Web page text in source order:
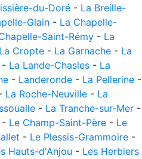
du-Doré - La Breille-
Glain - La Chapelle-
Saint-Rémy - La
La Cropte - La Garnache - La
- La Lande-Chasles - La
- Landeronde - La Pellerine -
La Roche-Neuville - La
- La Tranche-sur-Mer -
- Le Champ-Saint-Père - Le
- Le Plessis-Grammoire -
Hauts-d'Anjou - Les Herbiers